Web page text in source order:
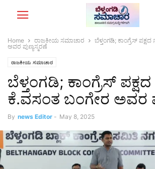
Home ರಾಜಕೀಯ ಸಮಾಚಾರ
ಬೆಳ್ತಂಗಡಿ; ಕಾಂಗ್ರೆಸ್ ಪಕ್ಷದ
ಅವರ ಪುಣ್ಯಸ್ಮರಣೆ
ರಾಜಕೀಯ ಸಮಾಚಾರ
ಬೆಳ್ತಂಗಡಿ; ಕಾಂಗ್ರೆಸ್ ಪಕ್ಷದ
ಕೆ.ವಸಂತ ಬಂಗೇರ ಅವರ
By news Editor - May 8, 2025